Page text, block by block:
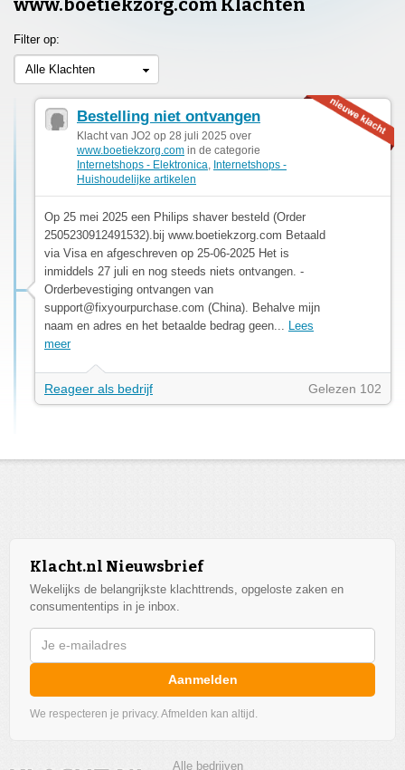
Filter op:
Alle Klachten
Bestelling niet ontvangen
Klacht van JO2 op 28 juli 2025 over
www.boetiekzorg.com in de categorie
Internetshops - Elektronica Internetshops -
Huishoudelijke artikelen
Op 25 mei 2025 een Philips shaver besteld (Order
2505230912491532).bij www.boetiekzorg.com Betaald
via Visa en afgeschreven op 25-06-2025 Het is
inmiddels 27 juli en nog steeds niets ontvangen. -
Orderbevestiging ontvangen van
support@fixyourpurchase.com (China). Behalve mijn
naam en adres en het betaalde bedrag geen... Lees
meer
Reageer als bedrijf Gelezen 102
Klacht.nl Nieuwsbrief
Wekelijks de belangrijkste klachttrends, opgeloste zaken en
consumententips in je inbox.
Aanmelden
We respecteren je privacy. Afmelden kan altijd.
Alle bedrijven